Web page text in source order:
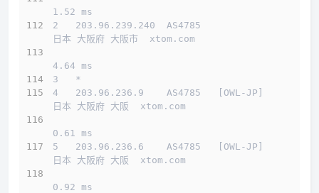
1.52 ms
2   203.96.239.240  AS4785
日本 大阪府 大阪市  xtom.com
4.64 ms
3   *
4   203.96.236.9    AS4785   [OWL-JP]
日本 大阪府 大阪  xtom.com
0.61 ms
5   203.96.236.6    AS4785   [OWL-JP]
日本 大阪府 大阪  xtom.com
0.92 ms